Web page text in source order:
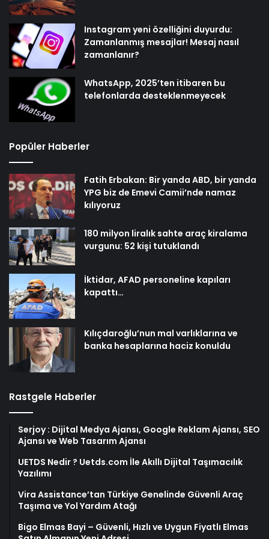
Instagram yeni özelliğini duyurdu:
Zamanlanmış mesajlar! Mesaj nasıl
zamanlanır?
WhatsApp, 2025’ten itibaren bu
telefonlarda desteklenmeyecek
Popüler Haberler
Fatih Erbakan: Bir yanda ABD, bir yanda
YPG biz de Emevi Camii’nde namaz
kılıyoruz
180 milyon liralık sahte araç kiralama
vurgunu: 52 kişi tutuklandı
İktidar, AFAD personeline kapıları
kapattı…
Kılıçdaroğlu’nun mal varlıklarına ve
banka hesaplarına haciz konuldu
Rastgele Haberler
Serjoy : Dijital Medya Ajansı, Google Reklam Ajansı, SEO
Ajansı ve Web Tasarım Ajansı
UETDS Nedir ? Uetds.com İle Akıllı Dijital Taşımacılık
Yazılımı
Vira Assistance’tan Türkiye Genelinde Güvenli Araç
Taşıma ve Yol Yardım Atağı
Bigo Elmas Bayi – Güvenli, Hızlı ve Uygun Fiyatlı Elmas